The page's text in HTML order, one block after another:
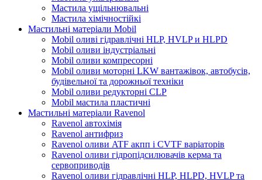
Мастила ущільнювальні
Мастила хімічностійкі
Мастильні матеріали Mobil
Mobil оливі гідравлічні HLP, HVLP и HLPD
Mobil оливи індустріальні
Mobil оливи компресорні
Mobil оливи моторні LKW вантажівок, автобусів,
будівельної та дорожньої техніки
Mobil оливи редукторні CLP
Mobil мастила пластичні
Мастильні матеріали Ravenol
Ravenol автохімія
Ravenol антифриз
Ravenol оливи ATF акпп і CVTF варіаторів
Ravenol оливи гідропідсилювачів керма та
сервоприводів
Ravenol оливи гідравлічні HLP, HLPD, HVLP та